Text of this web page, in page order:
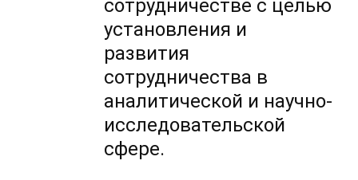
сотрудничестве с целью
установления и
развития
сотрудничества в
аналитической и научно-
исследовательской
сфере.